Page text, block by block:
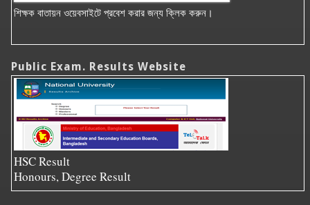
শিক্ষক বাতায়ন ওয়েবসাইটে প্রবেশ করার জন্য ক্লিক করুন।
Public Exam. Results Website
HSC Result
Honours, Degree Result